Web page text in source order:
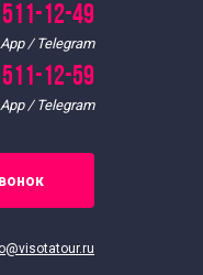
школьников
по географии
классов
12-49
/ Telegram
12-59
/ Telegram